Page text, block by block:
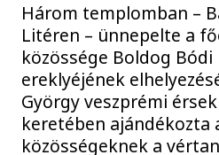
Három templomban –
Litéren – ünnepelte a
közössége Boldog
ereklyéjének
György veszprémi
keretében ajándékozta
közösségeknek a